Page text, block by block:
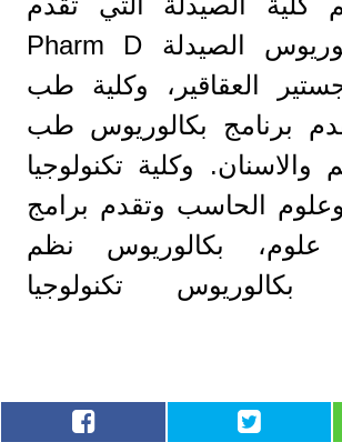
برنامج بكالوريوس الصيدلة Pharm D
العقاقير، وكلية طب
برنامج بكالوريوس طب
والاسنان. وكلية تكنولوجيا
وعلوم الحاسب وتقدم برامج
علوم، بكالوريوس نظم
بكالوريوس تكنولوجيا